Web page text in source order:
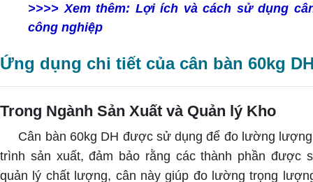
>>>> Xem thêm: Lợi ích và cách sử dụng
công nghiệp
Ứng dụng chi tiết của cân bàn 60kg
Trong Ngành Sản Xuất và Quản lý Kho
Cân bàn 60kg DH được sử dụng để đo lường lượng
trình sản xuất, đảm bảo rằng các thành phần được
quản lý chất lượng, cân này giúp đo lường trọng